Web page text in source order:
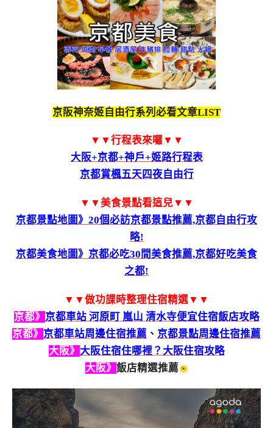
京阪神奈姬自由行系列必看文章LIST
▼▼行程表來囉▼▼
大阪+京都+神戶+姬路行程表
京都賞楓五天四夜自由行
▼▼美食景點看這兒▼▼
京都景點地圖》20個必訪京都景點推薦,京都自由行攻
略!
京都美食地圖》京都必吃30間美食推薦,京都好吃美食
之都!
▼▼做功課時整理住宿精選▼▼
京都》 京都車站 河原町 嵐山 清水寺便宜住宿飯店攻略
京都》 京都車站周邊住宿推薦 、 京都景點周邊住宿推薦
大阪》 大阪住宿住哪裡？大阪住宿攻略
大阪》 飯店精選推薦